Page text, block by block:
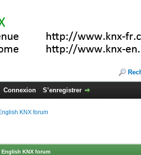
Connexion S’enregistrer
KNX forum
KNX forum